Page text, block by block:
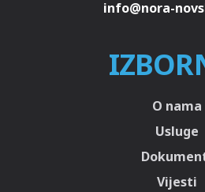
O nama
Usluge
Vijesti